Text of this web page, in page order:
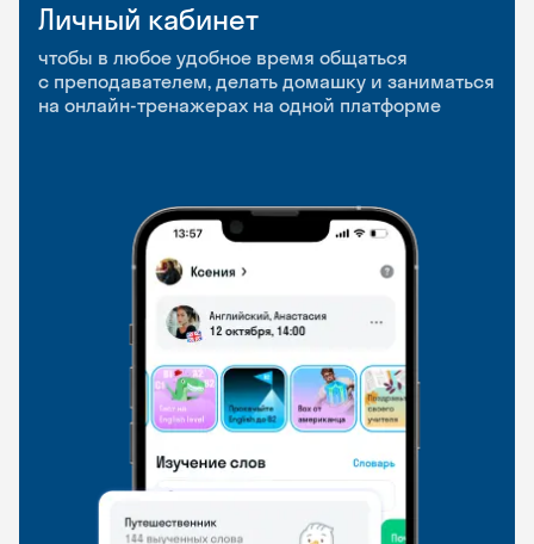
Личный кабинет
чтобы в любое удобное время общаться
с преподавателем, делать домашку и заниматься
на онлайн-тренажерах на одной платформе
Мобильное
приложение
чтобы заниматься и изучать новые слова где
и когда удобно
Разговорные клубы
и Talks
Групповые занятия для разговорной практики
и индивидуальные встречи с преподавателями